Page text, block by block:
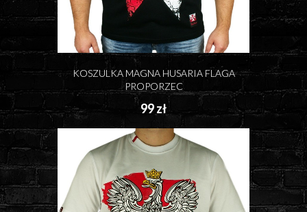
KOSZULKA MAGNA HUSARIA FLAGA
PROPORZEC
99 zł